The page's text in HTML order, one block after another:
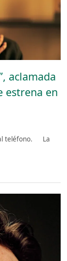
aclamada
estrena en
al teléfono. La